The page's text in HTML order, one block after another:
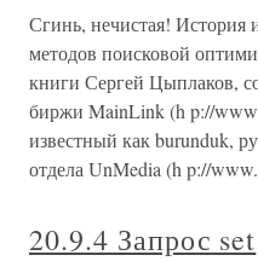
Сгинь, нечистая! История
методов поисковой
книги Сергей Цыплаков,
биржи MainLink (h p://
известный как burunduk,
отдела UnMedia (h p://
20.9.4 Запрос set